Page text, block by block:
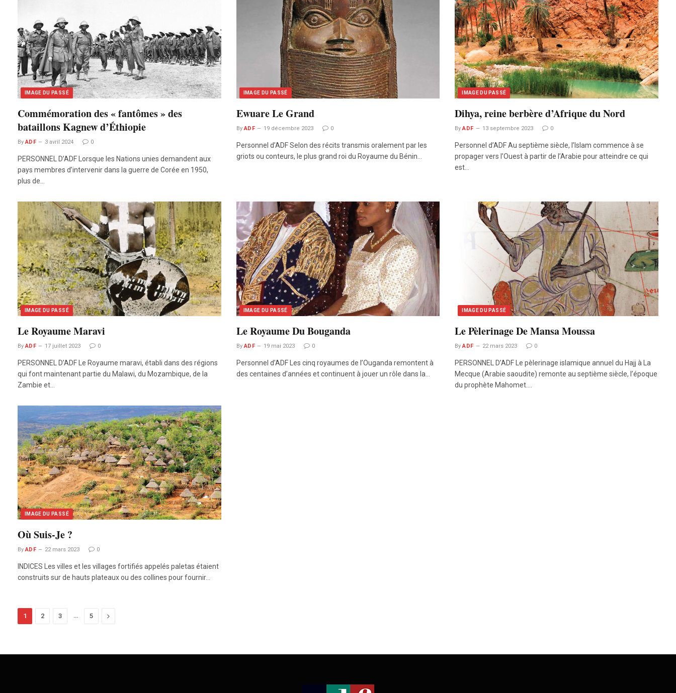
IMAGE DU PASSÉ
Commémoration des « fantômes » des
bataillons Kagnew d’Éthiopie
By ADF 3 avril 2024 0
PERSONNEL D’ADF Lorsque les Nations unies demandent aux
pays membres d’intervenir dans la guerre de Corée en 1950,
plus de…
IMAGE DU PASSÉ
Ewuare Le Grand
By ADF 19 décembre 2023 0
Personnel d’ADF Selon des récits transmis oralement par les
griots ou conteurs, le plus grand roi du Royaume du Bénin…
IMAGE DU PASSÉ
Dihya, reine berbère d’Afrique du Nord
By ADF 13 septembre 2023 0
Personnel d’ADF Au septième siècle, l’Islam commence à se
propager vers l’Ouest à partir de l’Arabie pour atteindre ce qui
est…
IMAGE DU PASSÉ
Le Royaume Maravi
By ADF 17 juillet 2023 0
PERSONNEL D’ADF Le Royaume maravi, établi dans des régions
qui font maintenant partie du Malawi, du Mozambique, de la
Zambie et…
IMAGE DU PASSÉ
Le Royaume Du Bouganda
By ADF 19 mai 2023 0
Personnel d’ADF Les cinq royaumes de l’Ouganda remontent à
des centaines d’années et continuent à jouer un rôle dans la…
IMAGE DU PASSÉ
Le Pèlerinage De Mansa Moussa
By ADF 22 mars 2023 0
PERSONNEL D’ADF Le pèlerinage islamique annuel du Hajj à La
Mecque (Arabie saoudite) remonte au septième siècle, l’époque
du prophète Mahomet.…
IMAGE DU PASSÉ
Où Suis-Je ?
By ADF 22 mars 2023 0
INDICES Les villes et les villages fortifiés appelés paletas étaient
construits sur de hauts plateaux ou des collines pour fournir…
1 2 3 … 5 Next